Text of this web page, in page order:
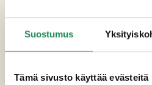
Suostumus
Tämä sivusto käyttää evästeitä
NÄITÄ TARVITSET:
300 g
250 g